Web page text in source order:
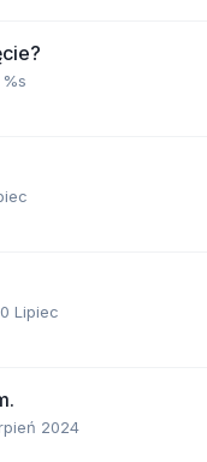
Lipiec
2024